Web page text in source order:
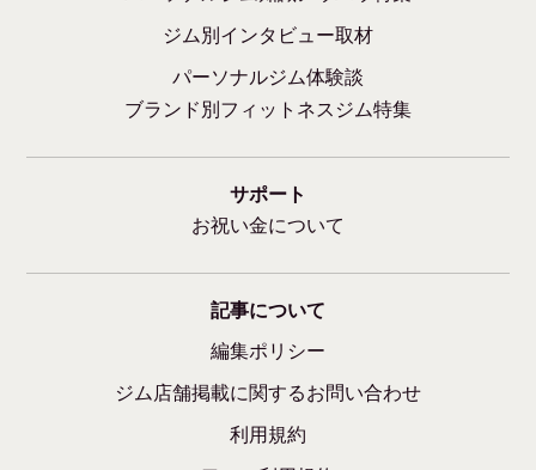
ジム別インタビュー取材
パーソナルジム体験談
ブランド別フィットネスジム特集
サポート
お祝い金について
記事について
編集ポリシー
ジム店舗掲載に関するお問い合わせ
利用規約